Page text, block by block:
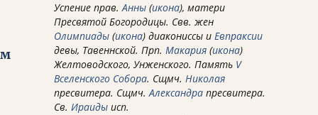
Успение прав.Анны (икона), матери
Пресвятой Богородицы. Свв. жен
Олимпиады (икона) диакониссы и Евпраксии
девы, Тавеннской. Прп. Макария (икона)
Желтоводского, Унженского. Память V
Вселенского Собора. Сщмч. Николая
пресвитера. Сщмч.Александра пресвитера.
Св. Ираиды исп.